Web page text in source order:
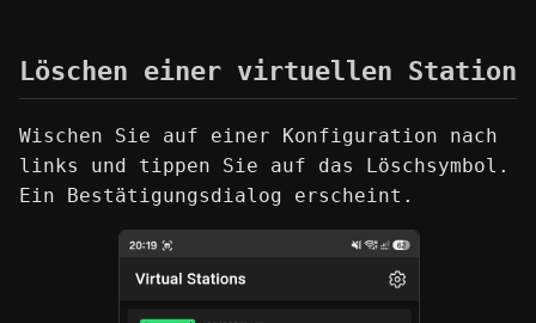
Löschen einer virtuellen Station
Wischen Sie auf einer Konfiguration nach
links und tippen Sie auf das Löschsymbol.
Ein Bestätigungsdialog erscheint.